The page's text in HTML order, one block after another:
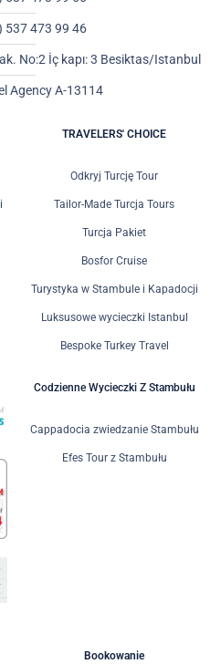
537 473 99 46
No:2 İç kapı: 3 Besiktas/Istanbul
Agency A-13114
TRAVELERS' CHOICE
Odkryj Turcję Tour
Tailor-Made Turcja Tours
Turcja Pakiet
Bosfor Cruise
Turystyka w Stambule i Kapadocji
Luksusowe wycieczki Istanbul
Bespoke Turkey Travel
Codzienne Wycieczki Z Stambułu
Cappadocia zwiedzanie Stambułu
Efes Tour z Stambułu
Bookowanie